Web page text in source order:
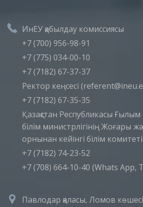
ИнЕУ қабылдау комиссиясы
+7 (700) 956-98-91
+7 (775) 034-00-10
+7 (7182) 67-37-37
Ректор кеңсесі
+7 (7182) 67-35-35
Қазақстан Республикасы
білім министрлігінің Жоғары
орнынан кейінгі білім комитеті
+7 (7182) 74-23-52
+7 (708) 664-10-40 (Whats App,
Павлодар қаласы, Ломов